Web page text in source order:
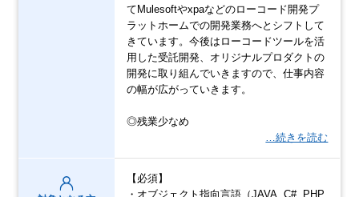
てMulesoftやxpaなどのローコード開発プ
ラットホームでの開発業務へとシフトして
きています。今後はローコードツールを活
用した受託開発、オリジナルプロダクトの
開発に取り組んでいきますので、仕事内容
の幅が広がっていきます。
◎残業少なめ
…続きを読む
【必須】
・オブジェクト指向言語（JAVA, C#, PHP